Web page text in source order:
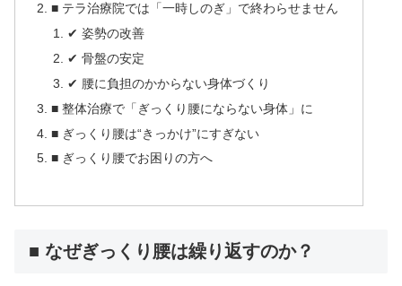
■ テラ治療院では「一時しのぎ」で終わらせません
✔ 姿勢の改善
✔ 骨盤の安定
✔ 腰に負担のかからない身体づくり
■ 整体治療で「ぎっくり腰にならない身体」に
■ ぎっくり腰は“きっかけ”にすぎない
■ ぎっくり腰でお困りの方へ
■ なぜぎっくり腰は繰り返すのか？